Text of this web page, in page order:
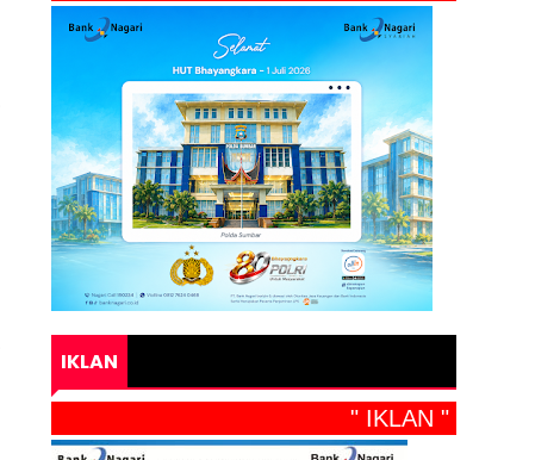
IKLAN
" IKLAN "